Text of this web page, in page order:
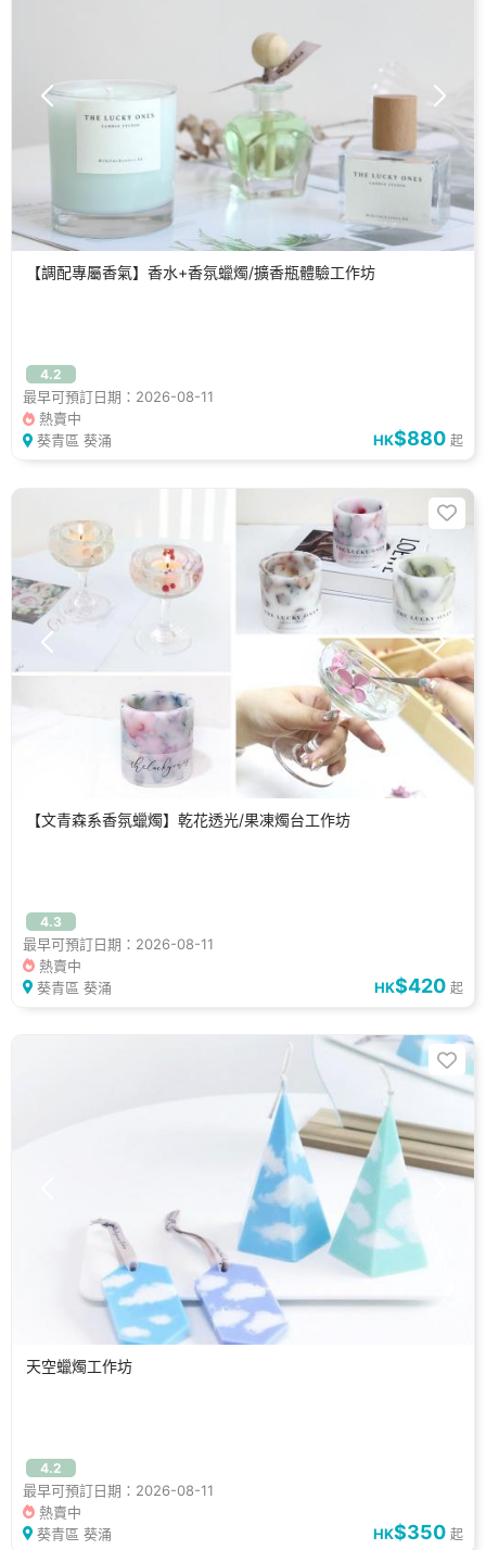
【調配專屬香氣】香水+香氛蠟燭/擴香瓶體驗工作坊
4.2
最早可預訂日期：2026-08-11
熱賣中
葵青區 葵涌
HK$880 起
【文青森系香氛蠟燭】乾花透光/果凍燭台工作坊
4.3
最早可預訂日期：2026-08-11
熱賣中
葵青區 葵涌
HK$420 起
天空蠟燭工作坊
4.2
最早可預訂日期：2026-08-11
熱賣中
葵青區 葵涌
HK$350 起